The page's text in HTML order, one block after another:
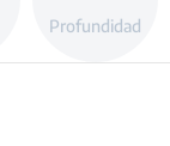
Profundidad